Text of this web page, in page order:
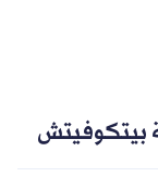
بيتكوفيتش